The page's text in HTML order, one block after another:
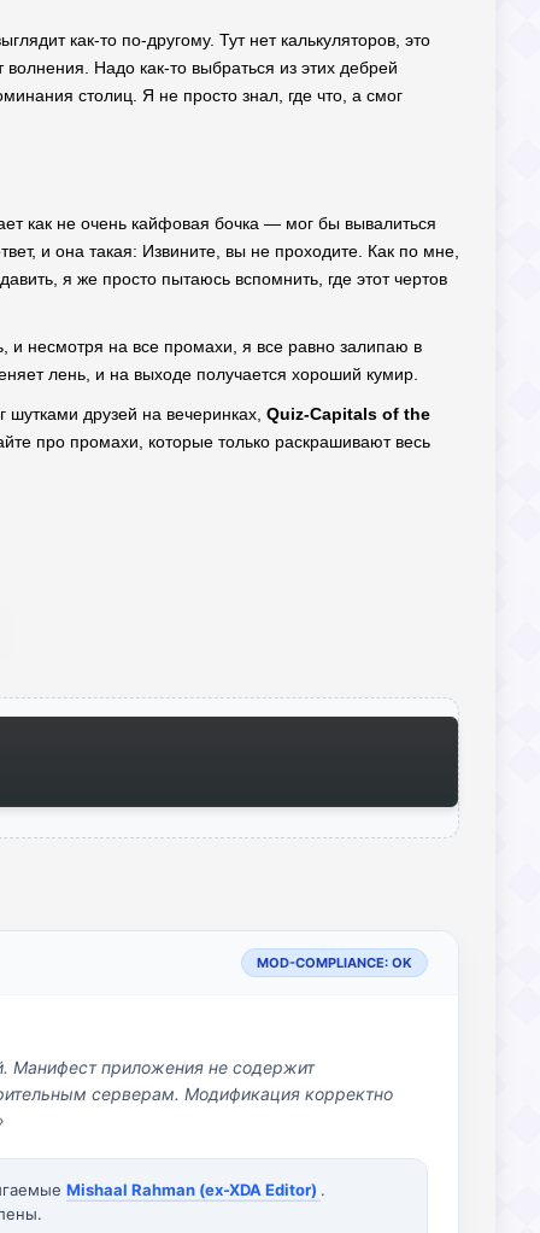
как-то по-другому. Тут нет калькуляторов, это
Надо как-то выбраться из этих дебрей
столиц. Я не просто знал, где что, а смог
как не очень кайфовая бочка — мог бы вывалиться
и она такая: Извините, вы не проходите. Как по мне,
я же просто пытаюсь вспомнить, где этот чертов
и несмотря на все промахи, я все равно залипаю в
лень, и на выходе получается хороший кумир.
шутками друзей на вечеринках, Quiz-Capitals of the
про промахи, которые только раскрашивают весь
MOD-COMPLIANCE: OK
Манифест приложения не содержит
серверам. Модификация корректно
Mishaal Rahman (ex-XDA Editor) .